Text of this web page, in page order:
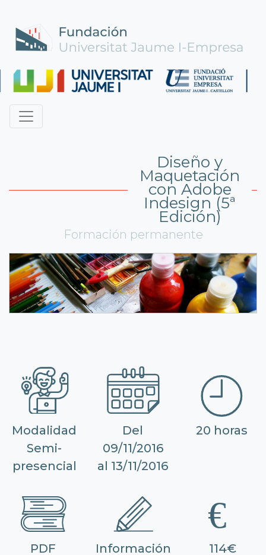
Diseño y
Maquetación
con Adobe
Indesign (5ª
Edición)
Formación permanente
Modalidad
Semi-
presencial
Del
09/11/2016
al 13/11/2016
20 horas
PDF
Información
114€